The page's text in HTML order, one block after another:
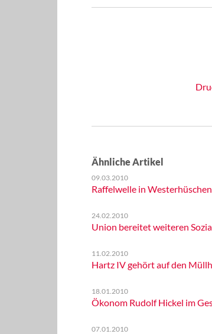
Ähnliche Artikel
09.03.2010
Raffelwelle in Westerhüschen
24.02.2010
Union bereitet weiteren
11.02.2010
Hartz IV gehört auf den
18.01.2010
Ökonom Rudolf Hickel im
07.01.2010